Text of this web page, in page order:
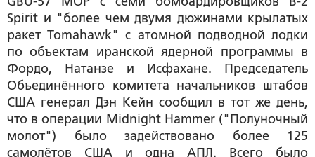
Spirit и "более чем двумя дюжинами крылатых
ракет Tomahawk" с атомной подводной лодки
по объектам иранской ядерной программы в
Фордо, Натанзе и Исфахане. Председатель
Объединённого комитета начальников штабов
США генерал Дэн Кейн сообщил в тот же день,
что в операции Midnight Hammer ("Полуночный
молот") было задействовано более 125
самолётов США и одна АПЛ. Всего было